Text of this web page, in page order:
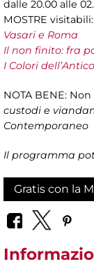
dalle 20.00 alle
MOSTRE visitabili:
Vasari e Roma
Il non finito: fra
I Colori
NOTA BENE:
custodi e
Contemporaneo
Il programma
Gratis con la